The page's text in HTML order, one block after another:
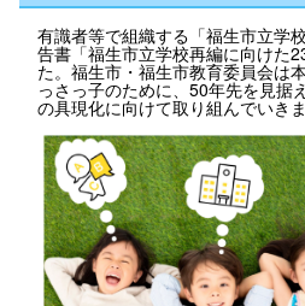
有識者等で組織する「福生市立学
告書「福生市立学校再編に向けた
た。福生市・福生市教育委員会は
っさっ子のために、50年先を見据
の具現化に向けて取り組んでいき